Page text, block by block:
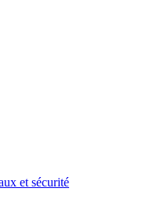
et sécurité